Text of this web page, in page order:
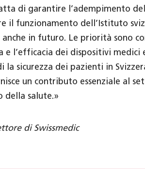
di garantire l’adempimento
il funzionamento dell’Istituto
in futuro. Le priorità sono
e l’efficacia dei dispositivi medici
la sicurezza dei pazienti in
un contributo essenziale al
della salute.»
di Swissmedic